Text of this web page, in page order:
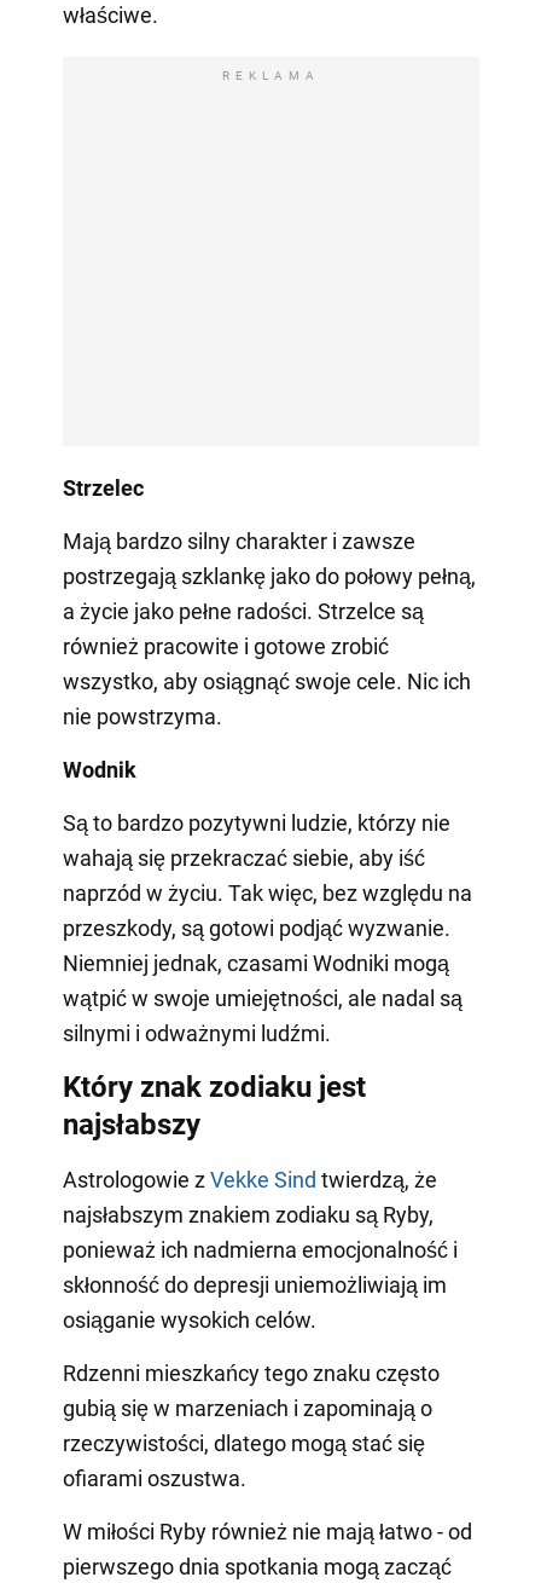
właściwe.
REKLAMA
Strzelec
Mają bardzo silny charakter i zawsze
postrzegają szklankę jako do połowy pełną,
a życie jako pełne radości. Strzelce są
również pracowite i gotowe zrobić
wszystko, aby osiągnąć swoje cele. Nic ich
nie powstrzyma.
Wodnik
Są to bardzo pozytywni ludzie, którzy nie
wahają się przekraczać siebie, aby iść
naprzód w życiu. Tak więc, bez względu na
przeszkody, są gotowi podjąć wyzwanie.
Niemniej jednak, czasami Wodniki mogą
wątpić w swoje umiejętności, ale nadal są
silnymi i odważnymi ludźmi.
Który znak zodiaku jest
najsłabszy
Astrologowie zVekke Sind twierdzą, że
najsłabszym znakiem zodiaku są Ryby,
ponieważ ich nadmierna emocjonalność i
skłonność do depresji uniemożliwiają im
osiąganie wysokich celów.
Rdzenni mieszkańcy tego znaku często
gubią się w marzeniach i zapominają o
rzeczywistości, dlatego mogą stać się
ofiarami oszustwa.
W miłości Ryby również nie mają łatwo - od
pierwszego dnia spotkania mogą zacząć